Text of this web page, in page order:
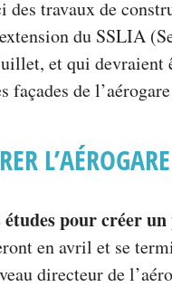
travaux de
du SSLIA
et qui devraient
de
L’AÉROGARE
pour créer
en avril et se
directeur de